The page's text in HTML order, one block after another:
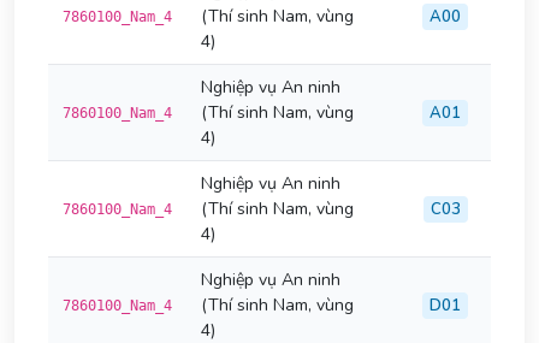
7860100_Nam_4
(Thí sinh Nam, vùng
4)
A00
7860100_Nam_4
Nghiệp vụ An ninh
(Thí sinh Nam, vùng
4)
A01
7860100_Nam_4
Nghiệp vụ An ninh
(Thí sinh Nam, vùng
4)
C03
7860100_Nam_4
Nghiệp vụ An ninh
(Thí sinh Nam, vùng
4)
D01